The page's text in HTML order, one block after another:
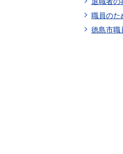
職員のた
徳島市職